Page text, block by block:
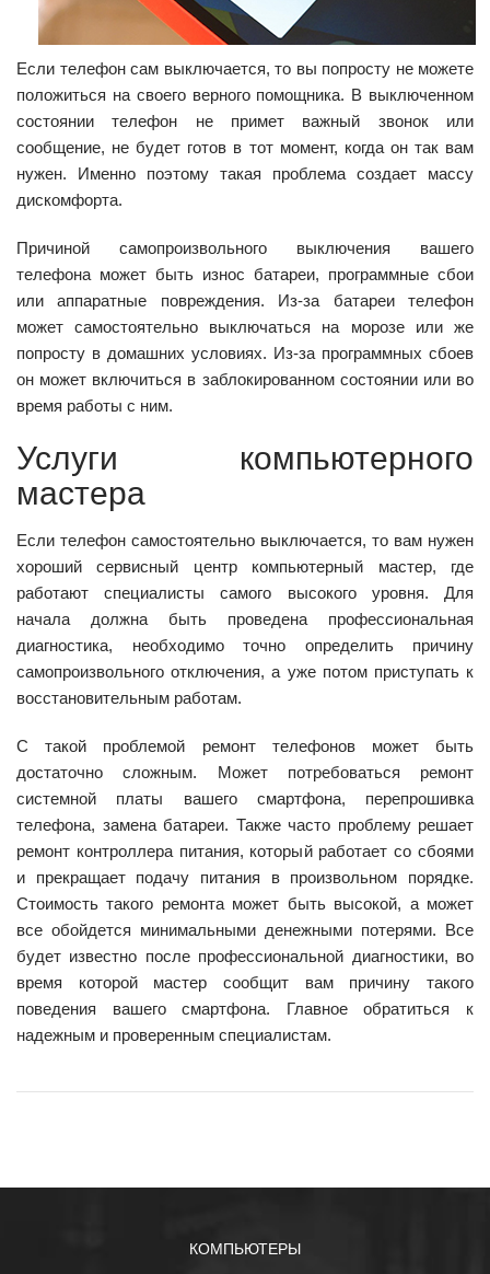
Если телефон сам выключается, то вы попросту не можете
положиться на своего верного помощника. В выключенном
состоянии телефон не примет важный звонок или
сообщение, не будет готов в тот момент, когда он так вам
нужен. Именно поэтому такая проблема создает массу
дискомфорта.
Причиной самопроизвольного выключения вашего
телефона может быть износ батареи, программные сбои
или аппаратные повреждения. Из-за батареи телефон
может самостоятельно выключаться на морозе или же
попросту в домашних условиях. Из-за программных сбоев
он может включиться в заблокированном состоянии или во
время работы с ним.
Услуги компьютерного
мастера
Если телефон самостоятельно выключается, то вам нужен
хороший сервисный центр компьютерный мастер, где
работают специалисты самого высокого уровня. Для
начала должна быть проведена профессиональная
диагностика, необходимо точно определить причину
самопроизвольного отключения, а уже потом приступать к
восстановительным работам.
С такой проблемой ремонт телефонов может быть
достаточно сложным. Может потребоваться ремонт
системной платы вашего смартфона, перепрошивка
телефона, замена батареи. Также часто проблему решает
ремонт контроллера питания, который работает со сбоями
и прекращает подачу питания в произвольном порядке.
Стоимость такого ремонта может быть высокой, а может
все обойдется минимальными денежными потерями. Все
будет известно после профессиональной диагностики, во
время которой мастер сообщит вам причину такого
поведения вашего смартфона. Главное обратиться к
надежным и проверенным специалистам.
КОМПЬЮТЕРЫ